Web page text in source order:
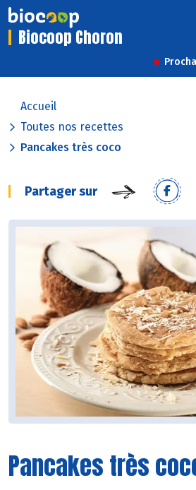
Biocoop Choron
Accueil
Toutes nos recettes
Pancakes très coco
Partager sur
Pancakes très